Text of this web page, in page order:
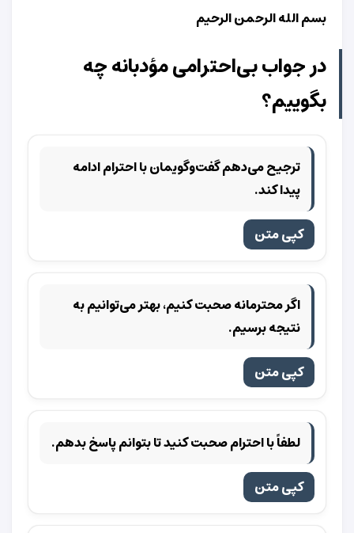
بسم الله الرحمن الرحیم
در جواب بی‌احترامی مؤدبانه چه
بگوییم؟
ترجیح می‌دهم گفت‌وگویمان با احترام ادامه
پیدا کند.
کپی متن
اگر محترمانه صحبت کنیم، بهتر می‌توانیم به
نتیجه برسیم.
کپی متن
لطفاً با احترام صحبت کنید تا بتوانم پاسخ بدهم.
کپی متن